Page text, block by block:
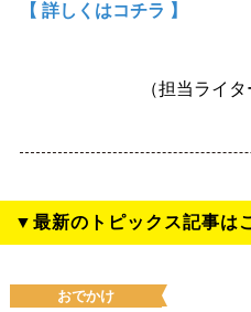
【 詳しくはコチラ 】
（担当ライ
▼最新のトピックス記事は
おでかけ